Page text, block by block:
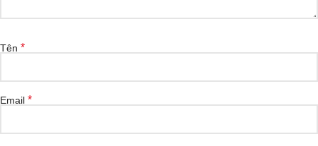
Tên *
Email *